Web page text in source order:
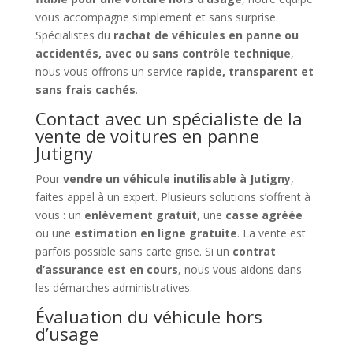
vous accompagne simplement et sans surprise.
Spécialistes du rachat de véhicules en panne ou
accidentés, avec ou sans contrôle technique,
nous vous offrons un service rapide, transparent et
sans frais cachés.
Contact avec un spécialiste de la
vente de voitures en panne
Jutigny
Pour vendre un véhicule inutilisable à Jutigny,
faites appel à un expert. Plusieurs solutions s’offrent à
vous : un enlèvement gratuit, une casse agréée
ou une estimation en ligne gratuite. La vente est
parfois possible sans carte grise. Si un contrat
d’assurance est en cours, nous vous aidons dans
les démarches administratives.
Évaluation du véhicule hors
d’usage